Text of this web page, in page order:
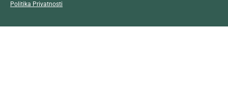
Politika Privatnosti